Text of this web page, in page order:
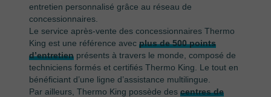
entretien personnalisé grâce au réseau de
concessionnaires.
Le service après-vente des concessionnaires Thermo
King est une référence avec plus de 500 points
d’entretien présents à travers le monde, composé de
techniciens formés et certifiés Thermo King. Le tout en
bénéficiant d’une ligne d’assistance multilingue.
Par ailleurs, Thermo King possède des centres de